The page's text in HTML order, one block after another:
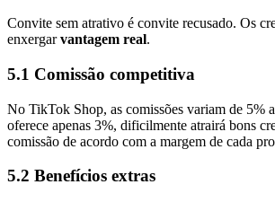
Convite sem atrativo é convite recusado. Os
enxergarvantagem real.
5.1 Comissão competitiva
No TikTok Shop, as comissões variam de 5%
oferece apenas 3%, dificilmente atrairá bons
comissão de acordo com a margem de cada
5.2 Benefícios extras